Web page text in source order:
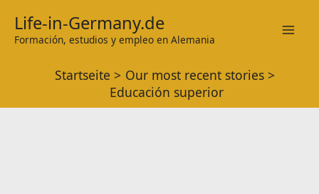
Inhalt
springen
Life-in-Germany.de
Formación, estudios y empleo en Alemania
Startseite
Our most recent stories
Educación superior